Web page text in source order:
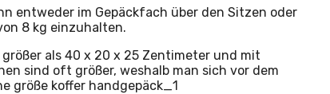
entweder im Gepäckfach über den Sitzen oder
8 kg einzuhalten.
als 40 x 20 x 25 Zentimeter und mit
sind oft größer, weshalb man sich vor dem